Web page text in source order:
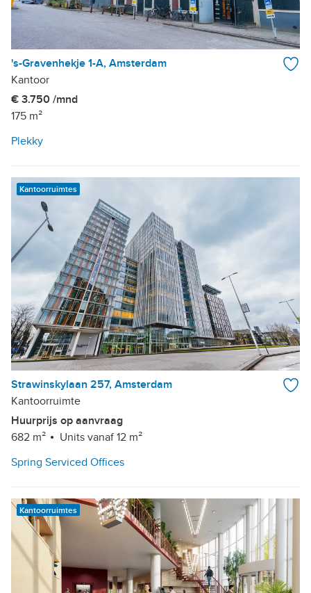
's-Gravenhekje 1-A, Amsterdam
Kantoor
€ 3.750 /mnd
175 m²
Plekky
Kantoorruimtes
Strawinskylaan 257, Amsterdam
Kantoorruimte
Huurprijs op aanvraag
682 m²
Units vanaf 12 m²
Spring Serviced Offices
Kantoorruimtes